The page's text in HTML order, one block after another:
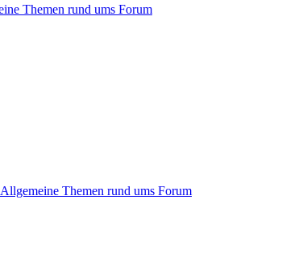
Themen rund ums Forum
Allgemeine Themen rund ums Forum